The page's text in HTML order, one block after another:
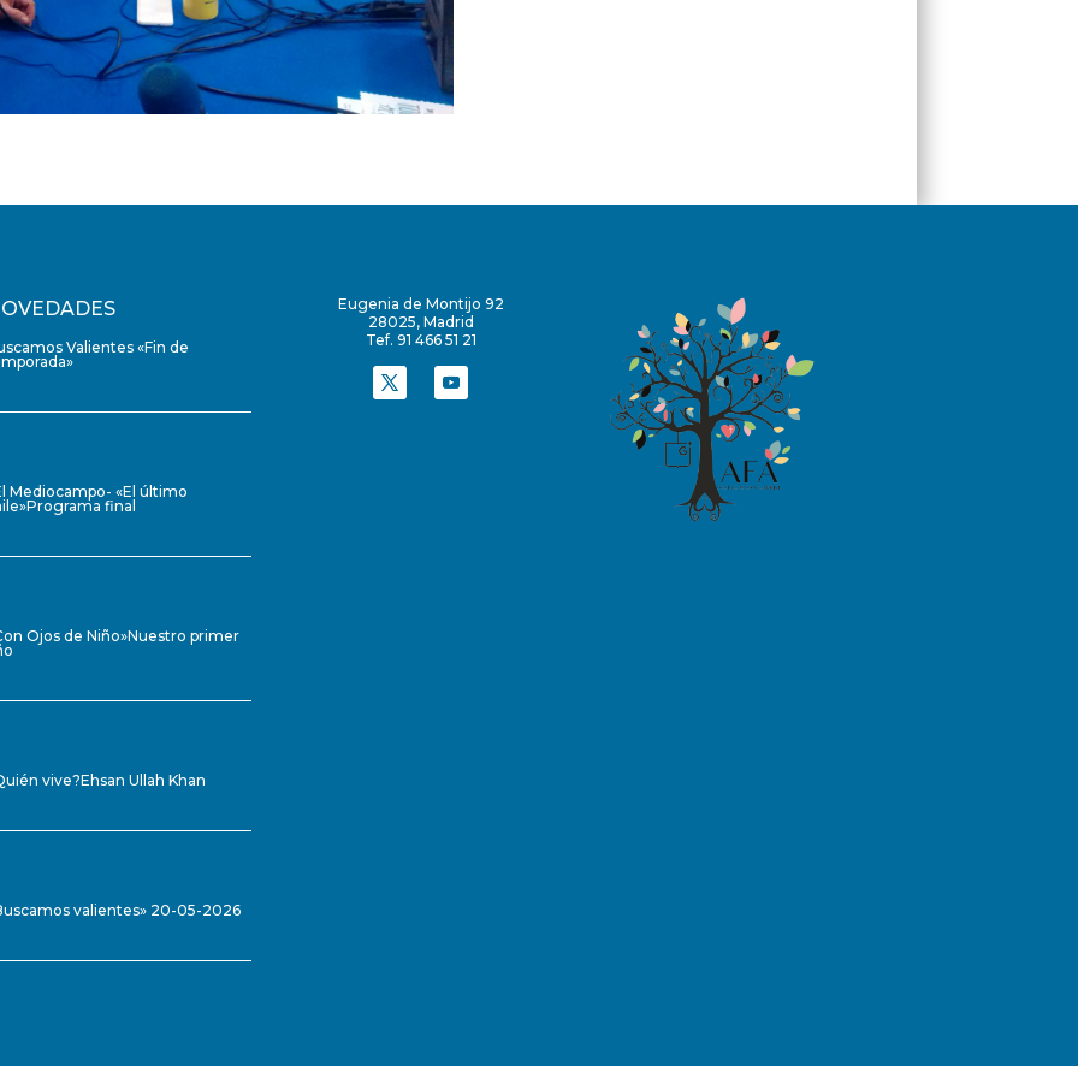
Valientes «Fin de
Mediocampo- «El último
final
Ojos de Niño»Nuestro primer
vive?Ehsan Ullah Khan
valientes» 20-05-2026
Eugenia de Montijo 92
28025, Madrid
Tef. 91 466 51 21